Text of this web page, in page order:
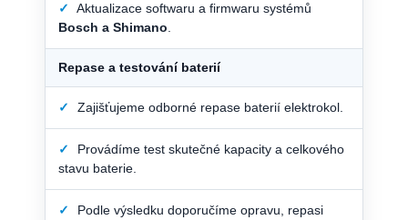
✓
Aktualizace softwaru a firmwaru systémů
Bosch a Shimano
Repase a testování baterií
✓ Zajišťujeme odborné repase baterií elektrokol.
✓
Provádíme test skutečné kapacity a celkového
stavu baterie.
✓
Podle výsledku doporučíme opravu, repasi